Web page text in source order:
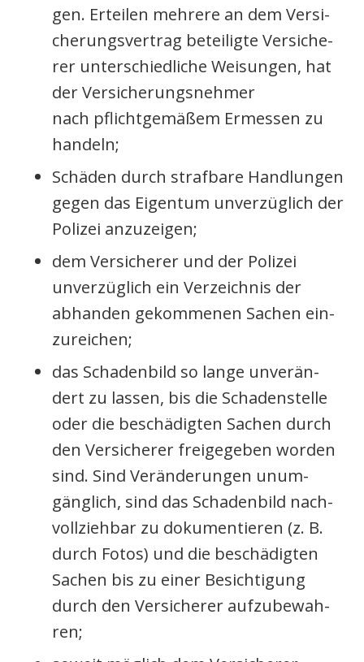
gen. Ertei­len meh­re­re an dem Ver­si­
che­rungs­ver­trag betei­lig­te Ver­si­che­
rer unter­schied­li­che Wei­sun­gen, hat
der Ver­si­che­rungs­neh­mer
nach pflicht­ge­mä­ßem Ermes­sen zu
han­deln;
Schä­den durch straf­ba­re Hand­lun­gen
gegen das Eigen­tum unver­züg­lich der
Poli­zei anzu­zei­gen;
dem Ver­si­che­rer und der Poli­zei
unver­züg­lich ein Ver­zeich­nis der
abhan­den gekom­me­nen Sachen ein­
zu­rei­chen;
das Scha­den­bild so lan­ge unver­än­
dert zu las­sen, bis die Scha­den­stel­le
oder die beschä­dig­ten Sachen durch
den Ver­si­che­rer frei­ge­ge­ben wor­den
sind. Sind Ver­än­de­run­gen unum­
gäng­lich, sind das Scha­den­bild nach­
voll­zieh­bar zu doku­men­tie­ren (z. B.
durch Fotos) und die beschä­dig­ten
Sachen bis zu einer Besich­ti­gung
durch den Ver­si­che­rer auf­zu­be­wah­
ren;